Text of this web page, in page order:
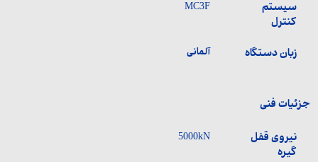
سیستم
کنترل
MC3F
زبان دستگاه آلمانی
جزئیات فنی
نیروی قفل
گیره
5000kN